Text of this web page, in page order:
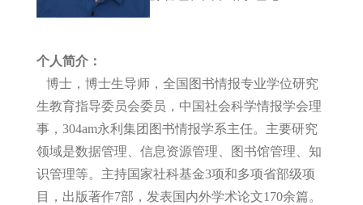
个人简介：
博士，博士生导师，全国图书情报专业学位研究
生教育指导委员会委员，中国社会科学情报学会理
事，304am永利集团图书情报学系主任。主要研究
领域是数据管理、信息资源管理、图书馆管理、知
识管理等。主持国家社科基金3项和多项省部级项
目，出版著作7部，发表国内外学术论文170余篇。